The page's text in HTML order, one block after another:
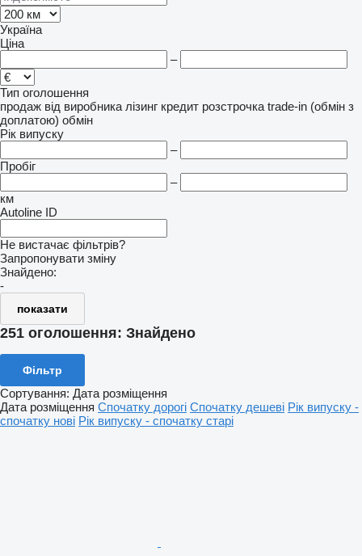
Україна
Ціна
–
Тип оголошення
продаж від виробника лізинг кредит розстрочка trade-in (обмін з
доплатою) обмін
Рік випуску
–
Пробіг
–
км
Autoline ID
Не вистачає фільтрів?
Запропонувати зміну
Знайдено:
-
показати
251 оголошення: Знайдено
Фільтр
Сортування: Дата розміщення
Дата розміщення Спочатку дорогі Спочатку дешеві Рік випуску -
спочатку нові Рік випуску - спочатку старі